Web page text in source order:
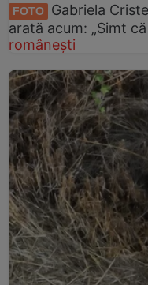
FOTO
Gabriela
arată acum: „Simt
românești